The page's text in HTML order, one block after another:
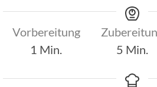
Vorbereitung
1 minute
Min.
5 Min.